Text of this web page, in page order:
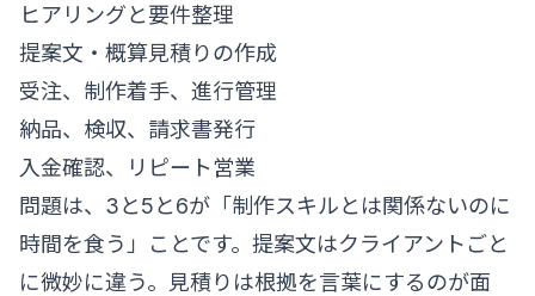
ヒアリングと要件整理
提案文・概算見積りの作成
受注、制作着手、進行管理
納品、検収、請求書発行
入金確認、リピート営業
問題は、3と5と6が「制作スキルとは関係ないのに
時間を食う」ことです。提案文はクライアントごと
に微妙に違う。見積りは根拠を言葉にするのが面